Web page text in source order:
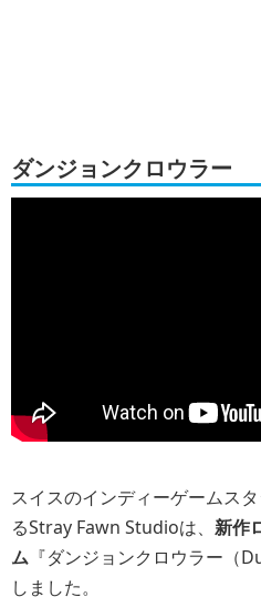
ダンジョンクロウラー
スイスのインディーゲームス
るStray Fawn Studioは、 新作
ム 『ダンジョンクロウラー（
しました。